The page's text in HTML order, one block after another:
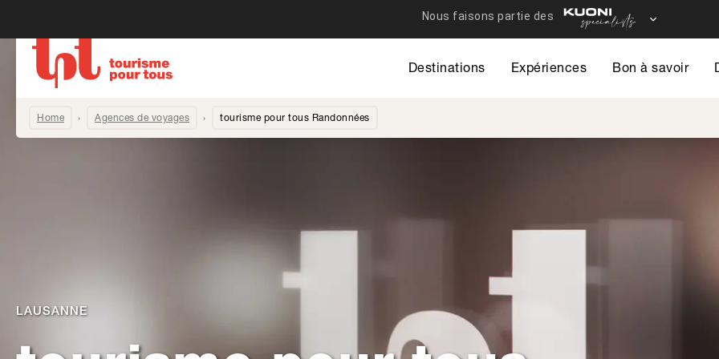
Destinations Expériences Bon à savoir
Home Agences de voyages tourisme pour tous Randonnées
LAUSANNE